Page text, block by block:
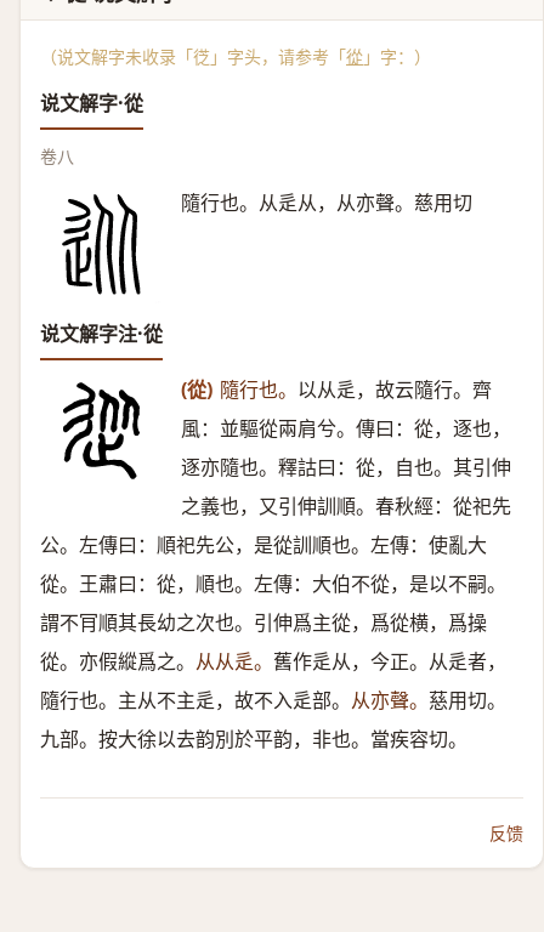
（说文解字未收录「徔」字头，请参考「從 」字：）
说文解字·從
卷八
隨行也。从辵从，从亦聲。慈用切
说文解字注·從
(從) 隨行也。 以从辵，故云隨行。齊
風：並驅從兩肩兮。傳曰：從，逐也，
逐亦隨也。釋詁曰：從，自也。其引伸
之義也，又引伸訓順。春秋經：從祀先
公。左傳曰：順祀先公，是從訓順也。左傳：使亂大
從。王肅曰：從，順也。左傳：大伯不從，是以不嗣。
謂不肎順其長幼之次也。引伸爲主從，爲從横，爲操
從。亦假縱爲之。 从从辵。 舊作辵从，今正。从辵者，
隨行也。主从不主辵，故不入辵部。 从亦聲。 慈用切。
九部。按大徐以去韵別於平韵，非也。當疾容切。
反馈